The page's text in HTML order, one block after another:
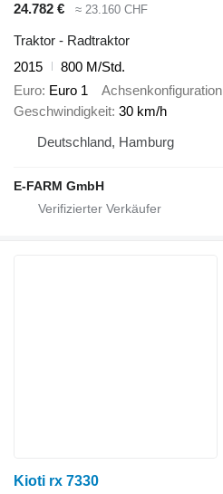
24.782 €
≈ 23.160 CHF
Traktor - Radtraktor
2015
800 M/Std.
Euro Euro 1 Achsenkonfiguration
Geschwindigkeit 30 km/h
Deutschland, Hamburg
E-FARM GmbH
Kioti rx 7330